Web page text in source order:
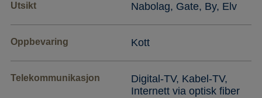
Utsikt Nabolag, Gate, By, Elv
Oppbevaring Kott
Telekommunikasjon
Digital-TV, Kabel-TV,
Internett via optisk fiber